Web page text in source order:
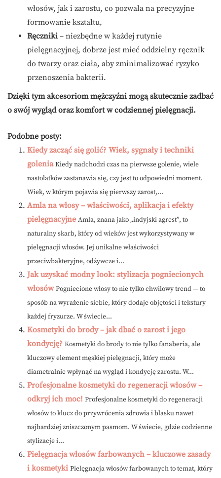
włosów, jak i zarostu, co pozwala na precyzyjne
formowanie kształtu,
Ręczniki – niezbędne w każdej rutynie
pielęgnacyjnej, dobrze jest mieć oddzielny ręcznik
do twarzy oraz ciała, aby zminimalizować ryzyko
przenoszenia bakterii.
Dzięki tym akcesoriom mężczyźni mogą skutecznie zadbać
o swój wygląd oraz komfort w codziennej pielęgnacji.
Podobne posty:
Kiedy zacząć się golić? Wiek, sygnały i techniki
golenia Kiedy nadchodzi czas na pierwsze golenie, wiele
nastolatków zastanawia się, czy jest to odpowiedni moment.
Wiek, w którym pojawia się pierwszy zarost,...
Amla na włosy – właściwości, aplikacja i efekty
pielęgnacyjne Amla, znana jako „indyjski agrest”, to
naturalny skarb, który od wieków jest wykorzystywany w
pielęgnacji włosów. Jej unikalne właściwości
przeciwbakteryjne, odżywcze i...
Jak uzyskać modny look: stylizacja pogniecionych
włosów Pogniecione włosy to nie tylko chwilowy trend — to
sposób na wyrażenie siebie, który dodaje objętości i tekstury
każdej fryzurze. W świecie...
Kosmetyki do brody – jak dbać o zarost i jego
kondycję? Kosmetyki do brody to nie tylko fanaberia, ale
kluczowy element męskiej pielęgnacji, który może
diametralnie wpłynąć na wygląd i kondycję zarostu. W...
Profesjonalne kosmetyki do regeneracji włosów –
odkryj ich moc! Profesjonalne kosmetyki do regeneracji
włosów to klucz do przywrócenia zdrowia i blasku nawet
najbardziej zniszczonym pasmom. W świecie, gdzie codzienne
stylizacje i...
Pielęgnacja włosów farbowanych – kluczowe zasady
i kosmetyki Pielęgnacja włosów farbowanych to temat, który